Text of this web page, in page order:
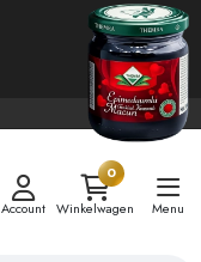
Account
0
Winkelwagen
Menu